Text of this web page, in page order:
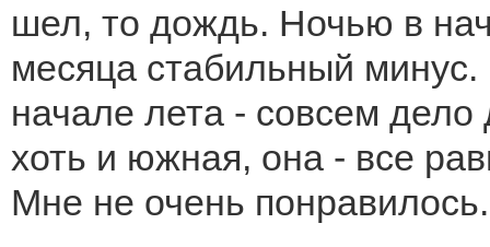
шел, то дождь. Ночью в
месяца стабильный
начале лета - совсем дело
хоть и южная, она - все
Мне не очень понравилось.